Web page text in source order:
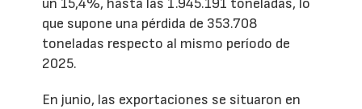
un 15,4%, hasta las 1.945.191 toneladas, lo
que supone una pérdida de 353.708
toneladas respecto al mismo período de
2025.
En junio, las exportaciones se situaron en